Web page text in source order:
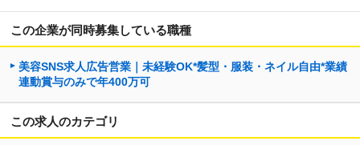
この企業が同時募集している職種
美容SNS求人広告営業｜未経験OK*髪型・服装・ネイル自由*業績
連動賞与のみで年400万可
この求人のカテゴリ